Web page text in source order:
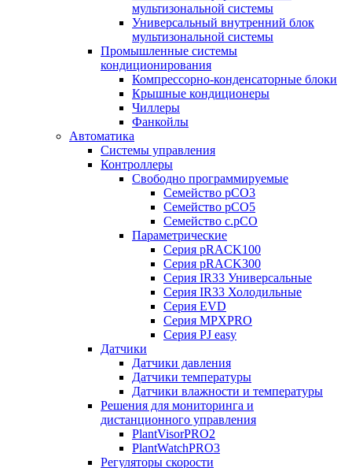
мультизональной системы
Универсальный внутренний блок
мультизональной системы
Промышленные системы
кондиционирования
Компрессорно-конденсаторные блоки
Крышные кондиционеры
Чиллеры
Фанкойлы
Автоматика
Системы управления
Контроллеры
Свободно программируемые
Семейство pCO3
Семейство pCO5
Семейство c.pCO
Параметрические
Серия pRACK100
Серия pRACK300
Серия IR33 Универсальные
Серия IR33 Холодильные
Серия EVD
Серия MPXPRO
Серия PJ easy
Датчики
Датчики давления
Датчики температуры
Датчики влажности и температуры
Решения для мониторинга и
дистанционного управления
PlantVisorPRO2
PlantWatchPRO3
Регуляторы скорости